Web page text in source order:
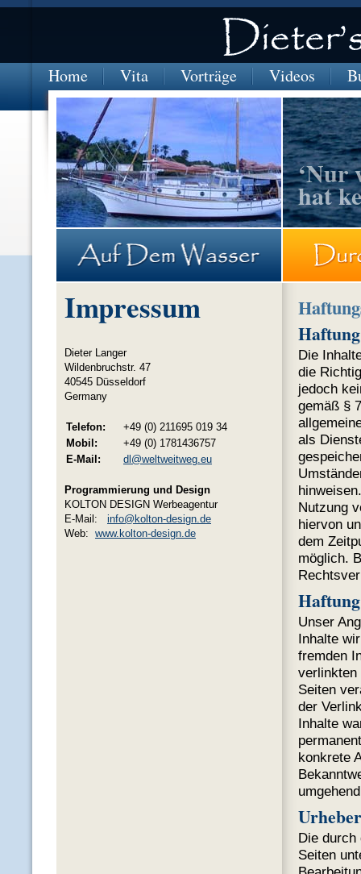
Home Vita Vorträge Videos
‘Nur
hat
Impressum
Dieter Langer
Wildenbruchstr. 47
40545 Düsseldorf
Germany
Telefon:
+49 (0) 211695 019 34
Mobil:
+49 (0) 1781436757
E-Mail:
dl@weltweitweg.eu
Programmierung und Design
KOLTON DESIGN Werbeagentur
E-Mail: info@kolton-design.de
Web: www.kolton-design.de
Die
die
jedoch
gemäß §
als
Nutzung
hiervon
dem
möglich.
Unser
Inhalte
fremden
verlinkten
Seiten
der
Inhalte
konkrete
Die durch
Seiten